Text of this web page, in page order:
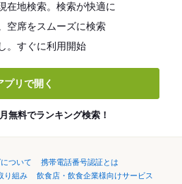
在地検索。検索が快適に
空席をスムーズに検索
。すぐに利用開始
プリで開く
無料でランキング検索！
ついて
携帯電話番号認証とは
り組み
飲食店・飲食企業様向けサービス